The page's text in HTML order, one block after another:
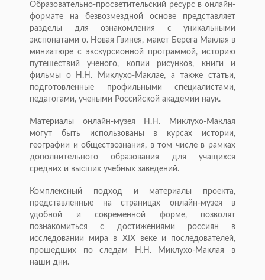
Образовательно-просветительский ресурс в онлайн-
формате на безвозмездной основе представляет
разделы для ознакомления с уникальными
экспонатами о. Новая Гвинея, макет Берега Маклая в
миниатюре с экскурсионной программой, историю
путешествий ученого, копии рисунков, книги и
фильмы о Н.Н. Миклухо-Маклае, а также статьи,
подготовленные профильными специалистами,
педагогами, учеными Российской академии наук.
Материалы онлайн-музея Н.Н. Миклухо-Маклая
могут быть использованы в курсах истории,
географии и обществознания, в том числе в рамках
дополнительного образования для учащихся
средних и высших учебных заведений.
Комплексный подход и материалы проекта,
представленные на страницах онлайн-музея в
удобной и современной форме, позволят
познакомиться с достижениями россиян в
исследовании мира в XIX веке и последователей,
прошедших по следам Н.Н. Миклухо-Маклая в
наши дни.